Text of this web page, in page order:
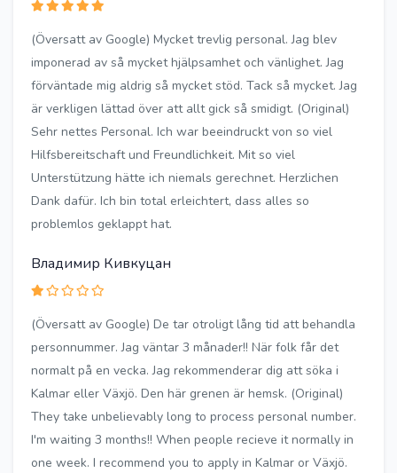
(Översatt av Google) Mycket trevlig personal. Jag blev
imponerad av så mycket hjälpsamhet och vänlighet. Jag
förväntade mig aldrig så mycket stöd. Tack så mycket. Jag
är verkligen lättad över att allt gick så smidigt. (Original)
Sehr nettes Personal. Ich war beeindruckt von so viel
Hilfsbereitschaft und Freundlichkeit. Mit so viel
Unterstützung hätte ich niemals gerechnet. Herzlichen
Dank dafür. Ich bin total erleichtert, dass alles so
problemlos geklappt hat.
Владимир Кивкуцан
(Översatt av Google) De tar otroligt lång tid att behandla
personnummer. Jag väntar 3 månader!! När folk får det
normalt på en vecka. Jag rekommenderar dig att söka i
Kalmar eller Växjö. Den här grenen är hemsk. (Original)
They take unbelievably long to process personal number.
I'm waiting 3 months!! When people recieve it normally in
one week. I recommend you to apply in Kalmar or Växjö.